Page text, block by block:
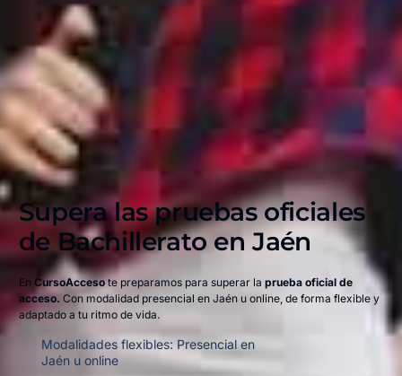
Supera las pruebas oficiales
de Bachillerato enJaén
En CursoAccesote preparamos para superar la prueba oficial de
acceso. Con modalidad presencial en Jaén u online, de forma flexible y
adaptado a tu ritmo de vida.
Modalidades flexibles: Presencial en
Jaén u online